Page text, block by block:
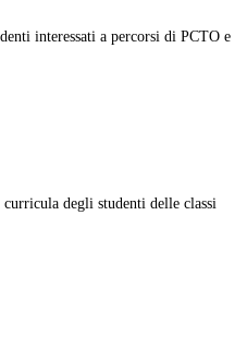
interessati a percorsi di PCTO e
degli studenti delle classi